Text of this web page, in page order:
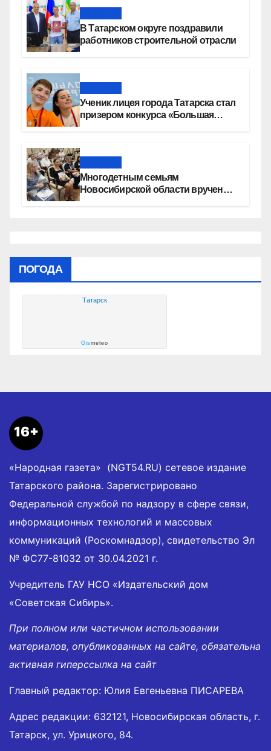
В Татарском округе поздравили
работников строительной отрасли
Ученик лицея города Татарска стал
призером конкурса «Большая
Многодетным семьям
Новосибирской области вручены
ПОГОДА
Татарск
Gismeteo
16+
«Народная газета» (NGT54.RU) сетевое издание
Татарского района. Зарегистрировано
Федеральной службой по надзору в сфере связи,
информационных технологий и массовых
коммуникаций (Роскомнадзор), свидетельство Эл
№ ФС77-81032 от 30.04.2021 г.
Учредитель ГАУ НСО «Издательский дом
«Советская Сибирь».
При полном или частичном использовании
материалов, опубликованных на сайте, обязательна
активная гиперссылка на сайт
Главный редактор: Юлия Евгеньевна ПИСАРЕВА
Адрес редакции: 632121, Новосибирская область, г.
Татарск, ул. Урицкого, 84.